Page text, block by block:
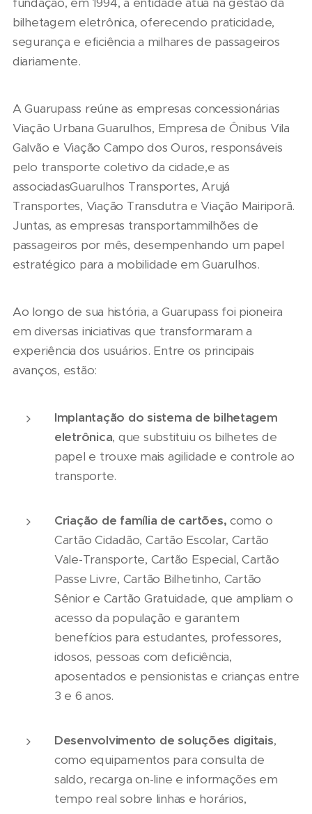
fundação, em 1994, a entidade atua na gestão da
bilhetagem eletrônica, oferecendo praticidade,
segurança e eficiência a milhares de passageiros
diariamente.
A Guarupass reúne as empresas concessionárias
Viação Urbana Guarulhos, Empresa de Ônibus Vila
Galvão e Viação Campo dos Ouros, responsáveis
pelo transporte coletivo da cidade,e as
associadasGuarulhos Transportes, Arujá
Transportes, Viação Transdutra e Viação Mairiporã.
Juntas, as empresas transportammilhões de
passageiros por mês, desempenhando um papel
estratégico para a mobilidade em Guarulhos.
Ao longo de sua história, a Guarupass foi pioneira
em diversas iniciativas que transformaram a
experiência dos usuários. Entre os principais
avanços, estão:
Implantação do sistema de bilhetagem
eletrônica, que substituiu os bilhetes de
papel e trouxe mais agilidade e controle ao
transporte.
Criação de família de cartões, como o
Cartão Cidadão, Cartão Escolar, Cartão
Vale-Transporte, Cartão Especial, Cartão
Passe Livre, Cartão Bilhetinho, Cartão
Sênior e Cartão Gratuidade, que ampliam o
acesso da população e garantem
benefícios para estudantes, professores,
idosos, pessoas com deficiência,
aposentados e pensionistas e crianças entre
3 e 6 anos.
Desenvolvimento de soluções digitais,
como equipamentos para consulta de
saldo, recarga on-line e informações em
tempo real sobre linhas e horários,